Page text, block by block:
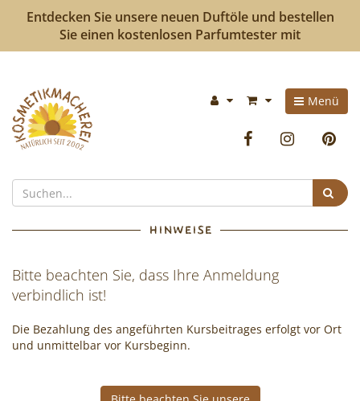
Entdecken Sie unsere neuen Duftöle und bestellen
Sie einen kostenlosen Parfumtester mit
Kosmetikmacherei
-
selbermachen
ist
so
einfach
wie
bunte
Cocktails
Im
Menü
Facebook
HINWEISE
Bitte beachten Sie, dass Ihre Anmeldung
verbindlich ist!
Die Bezahlung des angeführten Kursbeitrages erfolgt vor Ort
und unmittelbar vor Kursbeginn.